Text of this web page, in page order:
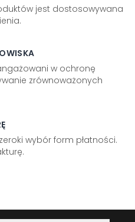
jest dostosowywana
w ochronę
zrównoważonych
wybór form płatności.